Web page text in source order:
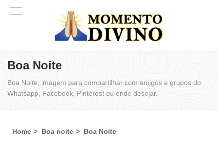
Boa Noite
Boa Noite, imagem para compartilhar com amigos e grupos do
Whatsapp, Facebook, Pinterest ou onde desejar.
Home Boa noite Boa Noite